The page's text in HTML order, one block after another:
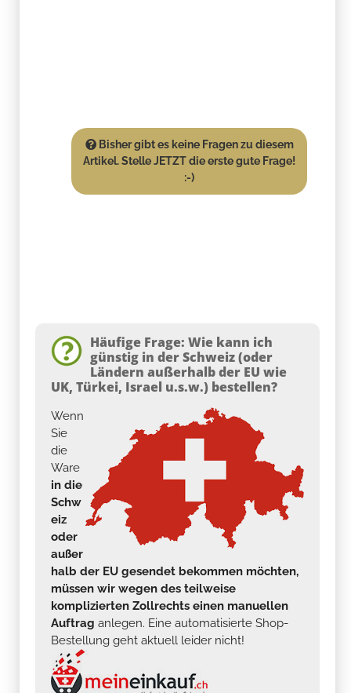
Bisher gibt es keine Fragen zu diesem
Artikel. Stelle JETZT die erste gute Frage!
:-)
Häufige Frage: Wie kann ich
günstig in der Schweiz (oder
Ländern außerhalb der EU wie
UK, Türkei, Israel u.s.w.) bestellen?
Wenn
Sie
die
Ware
in die
Schw
eiz
oder
außer
halb der EU gesendet bekommen möchten,
müssen wir wegen des teilweise
komplizierten Zollrechts einen manuellen
Auftrag anlegen. Eine automatisierte Shop-
Bestellung geht aktuell leider nicht!